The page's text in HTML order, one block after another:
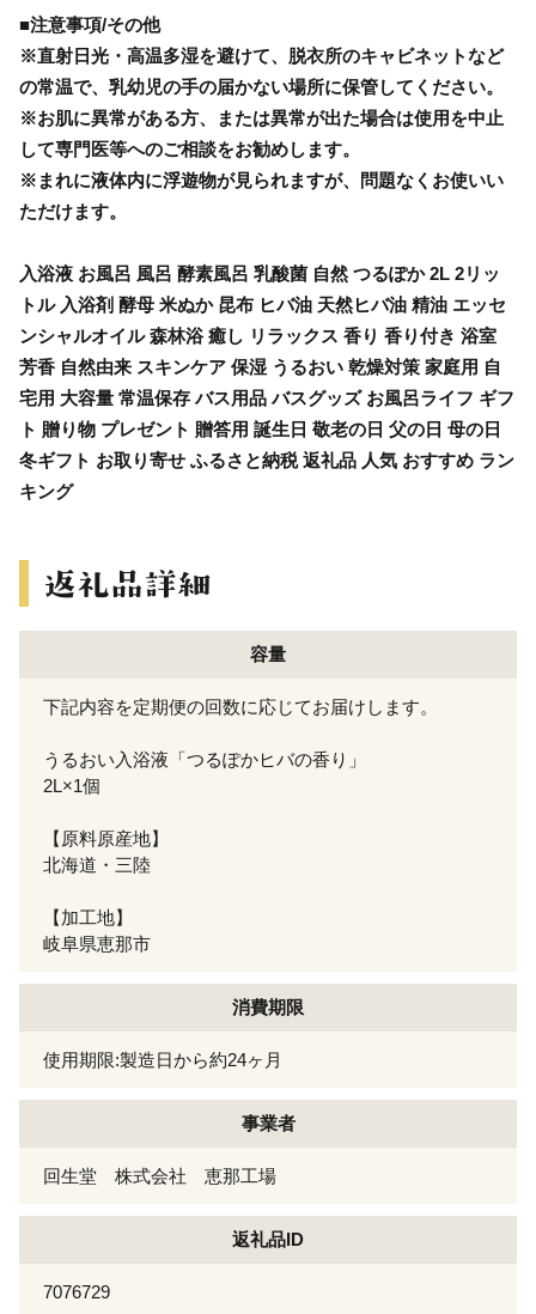
■注意事項/その他
※直射日光・高温多湿を避けて、脱衣所のキャビネットなど
の常温で、乳幼児の手の届かない場所に保管してください。
※お肌に異常がある方、または異常が出た場合は使用を中止
して専門医等へのご相談をお勧めします。
※まれに液体内に浮遊物が見られますが、問題なくお使いい
ただけます。
入浴液 お風呂 風呂 酵素風呂 乳酸菌 自然 つるぽか 2L 2リッ
トル 入浴剤 酵母 米ぬか 昆布 ヒバ油 天然ヒバ油 精油 エッセ
ンシャルオイル 森林浴 癒し リラックス 香り 香り付き 浴室
芳香 自然由来 スキンケア 保湿 うるおい 乾燥対策 家庭用 自
宅用 大容量 常温保存 バス用品 バスグッズ お風呂ライフ ギフ
ト 贈り物 プレゼント 贈答用 誕生日 敬老の日 父の日 母の日
冬ギフト お取り寄せ ふるさと納税 返礼品 人気 おすすめ ラン
キング
容量
下記内容を定期便の回数に応じてお届けします。
うるおい入浴液「つるぽかヒバの香り」
2L×1個
【原料原産地】
北海道・三陸
【加工地】
岐阜県恵那市
消費期限
使用期限:製造日から約24ヶ月
事業者
回生堂 株式会社 恵那工場
返礼品ID
7076729